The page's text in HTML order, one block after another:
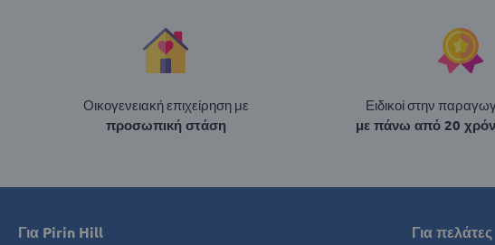
Οικογενειακή επιχείρηση με
προσωπική στάση
Ειδικοί στην
με πάνω από 20
Για Pirin Hill Για πελάτες